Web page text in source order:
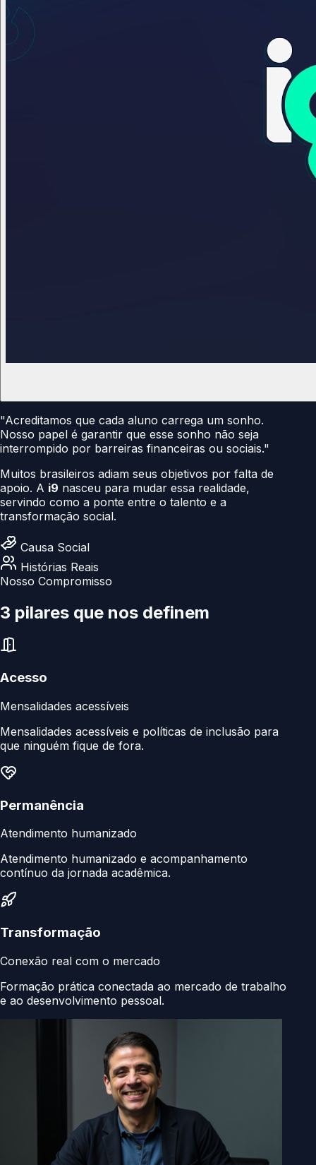
"Acreditamos que cada aluno carrega um sonho.
Nosso papel é garantir que esse sonho não seja
interrompido por barreiras financeiras ou sociais."
Muitos brasileiros adiam seus objetivos por falta de
apoio. A i9 nasceu para mudar essa realidade,
servindo como a ponte entre o talento e a
transformação social.
Causa Social
Histórias Reais
Nosso Compromisso
3 pilares que nos definem
Acesso
Mensalidades acessíveis
Mensalidades acessíveis e políticas de inclusão para
que ninguém fique de fora.
Permanência
Atendimento humanizado
Atendimento humanizado e acompanhamento
contínuo da jornada acadêmica.
Transformação
Conexão real com o mercado
Formação prática conectada ao mercado de trabalho
e ao desenvolvimento pessoal.